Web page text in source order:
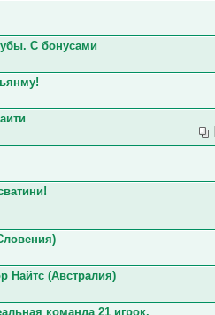
С бонусами
Найтс (Австралия)
команда 21 игрок.